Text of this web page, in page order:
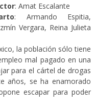
: Amat Escalante
: Armando Espitia,
Vergara, Reina Julieta
la población sólo tiene
mal pagado en una
para el cártel de drogas
años, se ha enamorado
escapar para poder